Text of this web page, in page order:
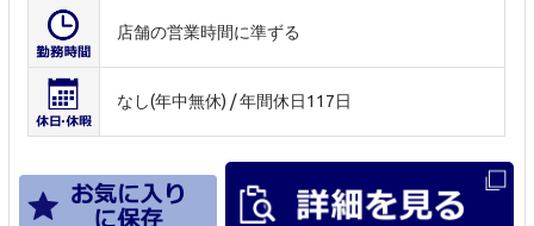
店舗の営業時間に準ずる
なし(年中無休) / 年間休日117日